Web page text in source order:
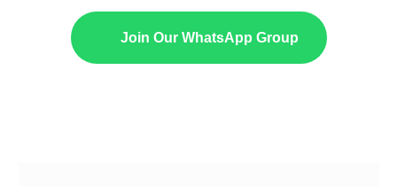
Join Our WhatsApp Group